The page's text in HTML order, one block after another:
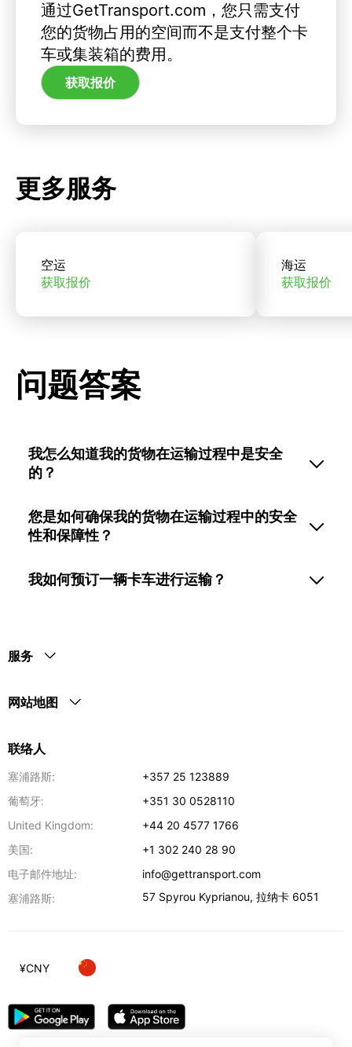
通过GetTransport.com，您只需支付
您的货物占用的空间而不是支付整个卡
车或集装箱的费用。
获取报价
更多服务
空运
获取报价
海运
获取报价
问题答案
我怎么知道我的货物在运输过程中是安全
的？
您是如何确保我的货物在运输过程中的安全
性和保障性？
我如何预订一辆卡车进行运输？
服务
网站地图
联络人
塞浦路斯:
+357 25 123889
葡萄牙:
+351 30 0528110
United Kingdom:
+44 20 4577 1766
美国:
+1 302 240 28 90
电子邮件地址:
info@gettransport.com
塞浦路斯:
57 Spyrou Kyprianou,拉纳卡 6051
¥CNY